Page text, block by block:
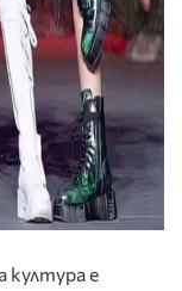
култура е